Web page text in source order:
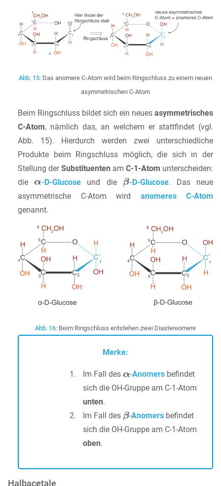
Abb. 15: Das anomere C-Atom wird beim Ringschluss zu einem neuen
asymmetrischen C-Atom
Beim Ringschluss bildet sich ein neues asymmetrisches
C-Atom, nämlich das, an welchem er stattfindet (vgl.
Abb. 15). Hierdurch werden zwei unterschiedliche
Produkte beim Ringschluss möglich, die sich in der
Stellung derSubstituenten am C-1-Atom unterscheiden:
die
-D-Glucose und die -D-Glucose. Das neue
asymmetrische C-Atom wird anomeres C-Atom
genannt.
Abb. 16: Beim Ringschluss entstehen zwei Diastereomere
Merke:
Im Fall des -Anomersbefindet
sich die OH-Gruppe am C-1-Atom
unten.
Im Fall des
-Anomersbefindet
sich die OH-Gruppe am C-1-Atom
oben.
Halbacetale